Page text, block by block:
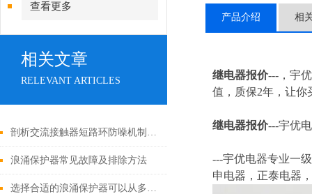
查看更多
相关文章
RELEVANT ARTICLES
剖析交流接触器短路环防噪机制与电气安全操作红线
浪涌保护器常见故障及排除方法
选择合适的浪涌保护器可以从多个角度探讨
产品介绍 相
继电器报价---，宇
值，质保2年，让你
继电器报价---宇优
---宇优电器专业一
申电器，正泰电器